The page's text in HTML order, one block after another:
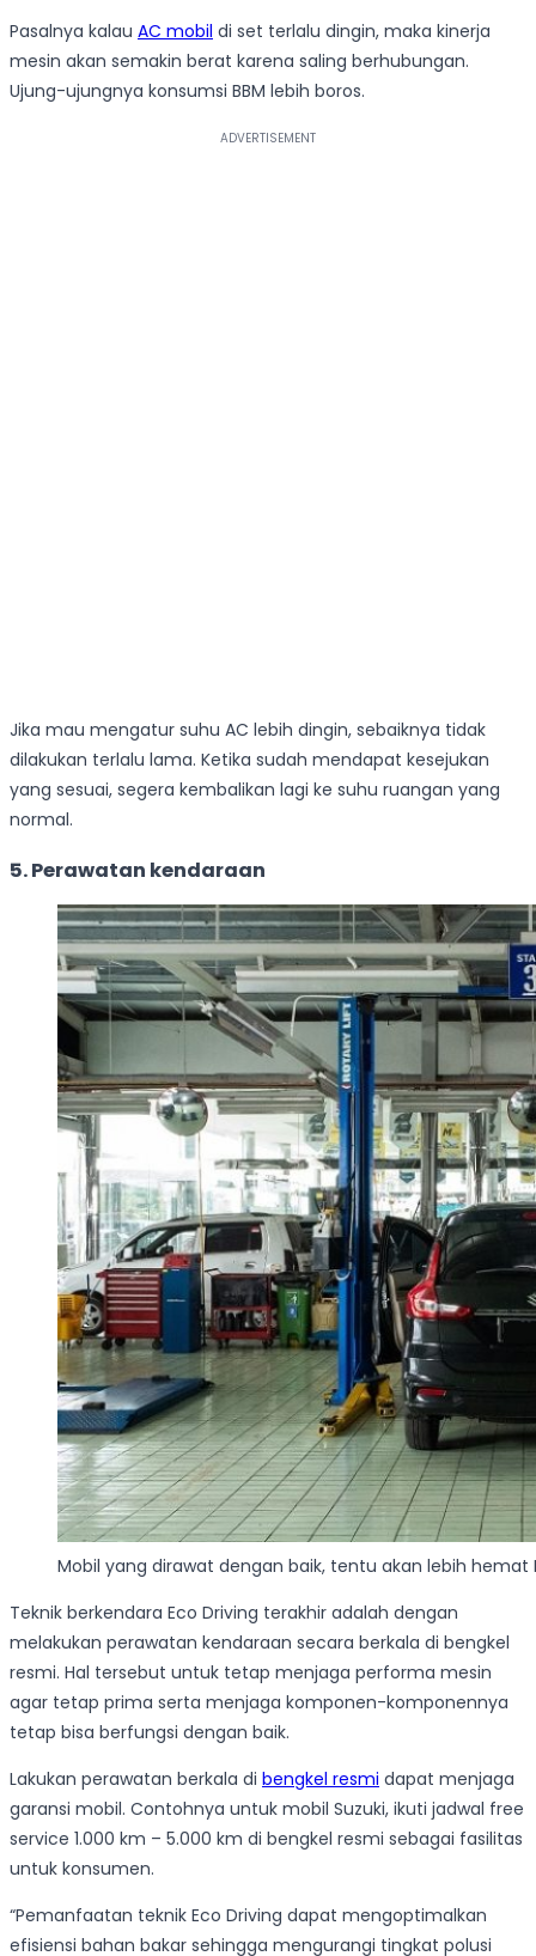
Pasalnya kalau AC mobil di set terlalu dingin, maka kinerja
mesin akan semakin berat karena saling berhubungan.
Ujung-ujungnya konsumsi BBM lebih boros.
Jika mau mengatur suhu AC lebih dingin, sebaiknya tidak
dilakukan terlalu lama. Ketika sudah mendapat kesejukan
yang sesuai, segera kembalikan lagi ke suhu ruangan yang
normal.
5. Perawatan kendaraan
Mobil yang dirawat dengan baik, tentu akan lebih hemat
Teknik berkendara Eco Driving terakhir adalah dengan
melakukan perawatan kendaraan secara berkala di bengkel
resmi. Hal tersebut untuk tetap menjaga performa mesin
agar tetap prima serta menjaga komponen-komponennya
tetap bisa berfungsi dengan baik.
Lakukan perawatan berkala di bengkel resmi dapat menjaga
garansi mobil. Contohnya untuk mobil Suzuki, ikuti jadwal free
service 1.000 km – 5.000 km di bengkel resmi sebagai fasilitas
untuk konsumen.
“Pemanfaatan teknik Eco Driving dapat mengoptimalkan
efisiensi bahan bakar sehingga mengurangi tingkat polusi